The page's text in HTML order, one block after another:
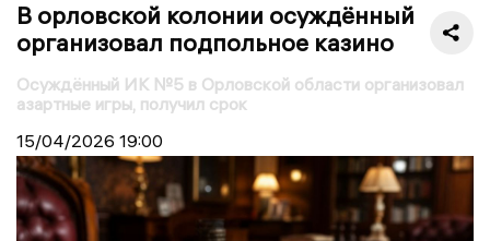
В орловской колонии осуждённый
организовал подпольное казино
Осуждённый ИК №5 в Орловской области организовал
азартные игры, получил срок
15/04/2026 19:00